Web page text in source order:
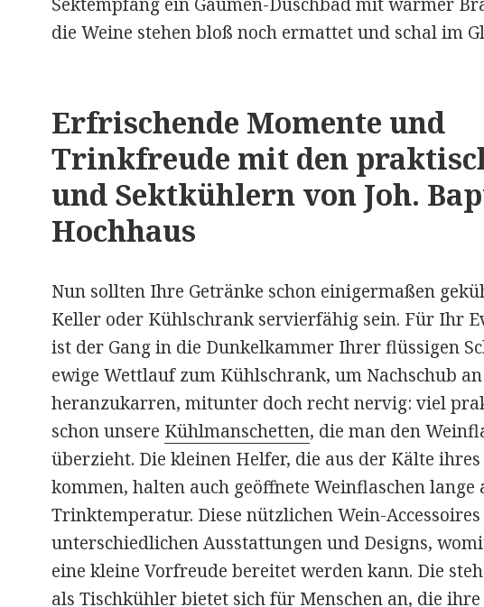
die Weine stehen bloß noch ermattet und schal im
Erfrischende Momente und
Trinkfreude mit den
und Sektkühlern von Joh.
Hochhaus
Nun sollten Ihre Getränke schon einigermaßen
Keller oder Kühlschrank servierfähig sein. Für Ihr
ist der Gang in die Dunkelkammer Ihrer flüssigen
ewige Wettlauf zum Kühlschrank, um Nachschub
heranzukarren, mitunter doch recht nervig: viel
schon unsere Kühlmanschetten, die man den
überzieht. Die kleinen Helfer, die aus der Kälte ihres
kommen, halten auch geöffnete Weinflaschen lange
Trinktemperatur. Diese nützlichen Wein-
unterschiedlichen Ausstattungen und Designs,
eine kleine Vorfreude bereitet werden kann. Die
alsTischkühlerbietet sich für Menschen an, die